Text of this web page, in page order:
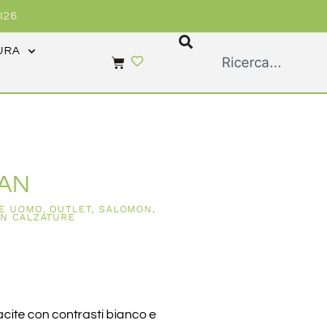
UOMO ,OUTLET, SALOMON ,
CALZATURE
con contrasti bianco e